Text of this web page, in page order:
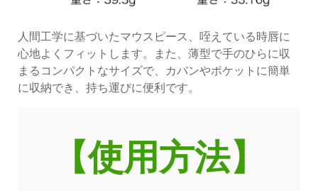
人間工学に基づいたマウスピース、咥えている時唇に
心地よくフィットします。また、薄型で手のひらに収
まるコンパクトなサイズで、カバンやポケットに簡単
に収納でき、持ち運びに便利です。
【使用方法】